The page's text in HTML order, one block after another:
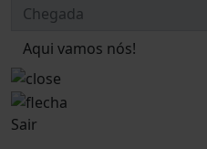
Aqui vamos nós!
Sair